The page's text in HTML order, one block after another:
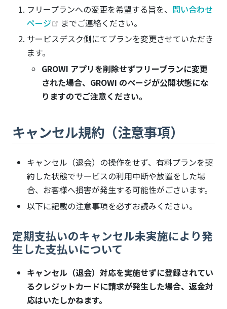
フリープランへの変更を希望する旨を、 問い合わせ
ページ
(opens new window)
までご連絡ください。
サービスデスク側にてプランを変更させていただき
ます。
GROWI アプリを削除せずフリープランに変更
された場合、GROWI のページが公開状態にな
りますのでご注意ください。
キャンセル規約（注意事項）
キャンセル（退会）の操作をせず、有料プランを契
約した状態でサービスの利用中断や放置をした場
合、お客様へ損害が発生する可能性がごさいます。
以下に記載の注意事項を必ずお読みください。
定期支払いのキャンセル未実施により発
生した支払いについて
キャンセル（退会）対応を実施せずに登録されてい
るクレジットカードに請求が発生した場合、返金対
応はいたしかねます。